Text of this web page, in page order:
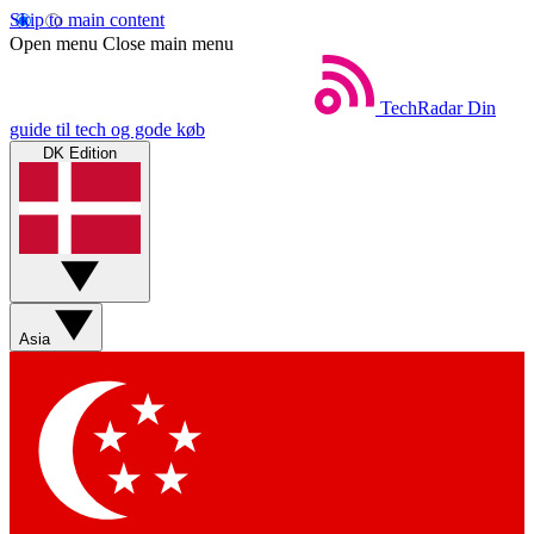
Skip to main content
Open menu Close main menu
TechRadar Din
guide til tech og gode køb
DK Edition
Asia